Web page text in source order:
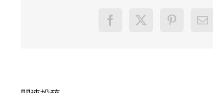
Facebook
X Pinterest
電